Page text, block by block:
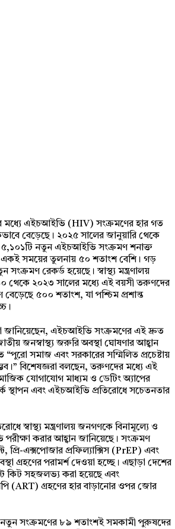
মধ্যে এইচআইভি (HIV) সংক্রমণের হার গত
বেড়েছে। ২০২৫ সালের জানুয়ারি থেকে
৫,১০১টি নতুন এইচআইভি সংক্রমণ শনাক্ত
একই সময়ের তুলনায় ৫০ শতাংশ বেশি। গড়
সংক্রমণ রেকর্ড হয়েছে। স্বাস্থ্য মন্ত্রণালয়
থেকে ২০২৩ সালের মধ্যে এই বয়সী তরুণদের
৫০০ শতাংশ, যা পশ্চিম প্রশান্ত
জানিয়েছেন, এইচআইভি সংক্রমণের এই দ্রুত
জনস্বাস্থ্য জরুরি অবস্থা ঘোষণার আহ্বান
সমাজ এবং সরকারের সম্মিলিত প্রচেষ্টায়
বিশেষজ্ঞরা বলছেন, তরুণদের মধ্যে এই
যোগাযোগ মাধ্যম ও ডেটিং অ্যাপের
স্থাপন এবং এইচআইভি প্রতিরোধে সচেতনতার
স্বাস্থ্য মন্ত্রণালয় জনগণকে বিনামূল্যে ও
করার আহ্বান জানিয়েছে। সংক্রমণ
প্রি-এক্সপোজার প্রফিল্যাক্সিস (PrEP) এবং
গ্রহণের পরামর্শ দেওয়া হচ্ছে। এছাড়া দেশের
কিট সহজলভ্য করা হয়েছে এবং
(ART) গ্রহণের হার বাড়ানোর ওপর জোর
নতুন সংক্রমণের ৮৯ শতাংশই সমকামী পুরুষদের